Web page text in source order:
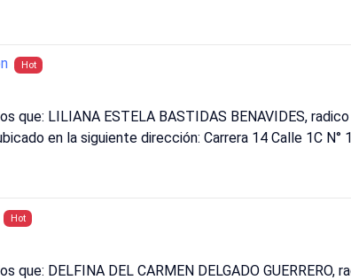
Hot
que: LILIANA ESTELA BASTIDAS BENAVIDES,
en la siguiente dirección: Carrera 14 Calle 1C N°
Hot
DELFINA DEL CARMEN DELGADO GUERRERO,